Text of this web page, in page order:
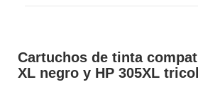
Cartuchos de tinta
XL negro y HP 305XL